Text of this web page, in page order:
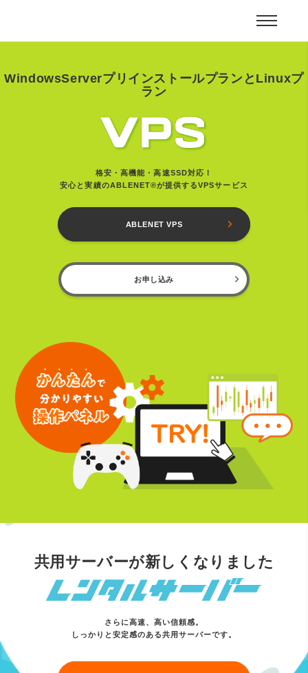
WindowsServerプリインストールプランとLinuxプ
ラン
格安・高機能・高速SSD対応！
安心と実績のABLENET®が提供するVPSサービス
ABLENET VPS
お申し込み
共用サーバーが新しくなりました
さらに高速、高い信頼感。
しっかりと安定感のある共用サーバーです。